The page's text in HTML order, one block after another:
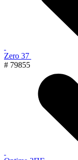
Zero 37
# 79855